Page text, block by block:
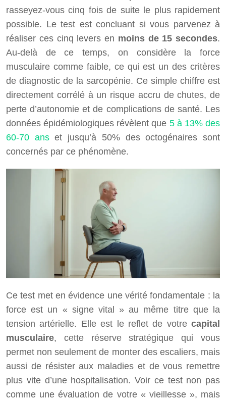
rasseyez-vous cinq fois de suite le plus rapidement
possible. Le test est concluant si vous parvenez à
réaliser ces cinq levers en moins de 15 secondes.
Au-delà de ce temps, on considère la force
musculaire comme faible, ce qui est un des critères
de diagnostic de la sarcopénie. Ce simple chiffre est
directement corrélé à un risque accru de chutes, de
perte d’autonomie et de complications de santé. Les
données épidémiologiques révèlent que 5 à 13% des
60-70 anset jusqu’à 50% des octogénaires sont
concernés par ce phénomène.
Ce test met en évidence une vérité fondamentale : la
force est un « signe vital » au même titre que la
tension artérielle. Elle est le reflet de votre capital
musculaire, cette réserve stratégique qui vous
permet non seulement de monter des escaliers, mais
aussi de résister aux maladies et de vous remettre
plus vite d’une hospitalisation. Voir ce test non pas
comme une évaluation de votre « vieillesse », mais